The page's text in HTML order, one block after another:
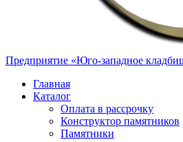
Предприятие «Юго-западное
Главная
Каталог
Оплата в рассрочку
Конструктор памятников
Памятники